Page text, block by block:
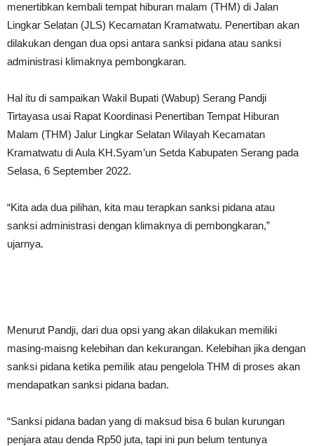
menertibkan kembali tempat hiburan malam (THM) di Jalan
Lingkar Selatan (JLS) Kecamatan Kramatwatu. Penertiban akan
dilakukan dengan dua opsi antara sanksi pidana atau sanksi
administrasi klimaknya pembongkaran.
Hal itu di sampaikan Wakil Bupati (Wabup) Serang Pandji
Tirtayasa usai Rapat Koordinasi Penertiban Tempat Hiburan
Malam (THM) Jalur Lingkar Selatan Wilayah Kecamatan
Kramatwatu di Aula KH.Syam’un Setda Kabupaten Serang pada
Selasa, 6 September 2022.
“Kita ada dua pilihan, kita mau terapkan sanksi pidana atau
sanksi administrasi dengan klimaknya di pembongkaran,”
ujarnya.
Menurut Pandji, dari dua opsi yang akan dilakukan memiliki
masing-maisng kelebihan dan kekurangan. Kelebihan jika dengan
sanksi pidana ketika pemilik atau pengelola THM di proses akan
mendapatkan sanksi pidana badan.
“Sanksi pidana badan yang di maksud bisa 6 bulan kurungan
penjara atau denda Rp50 juta, tapi ini pun belum tentunya